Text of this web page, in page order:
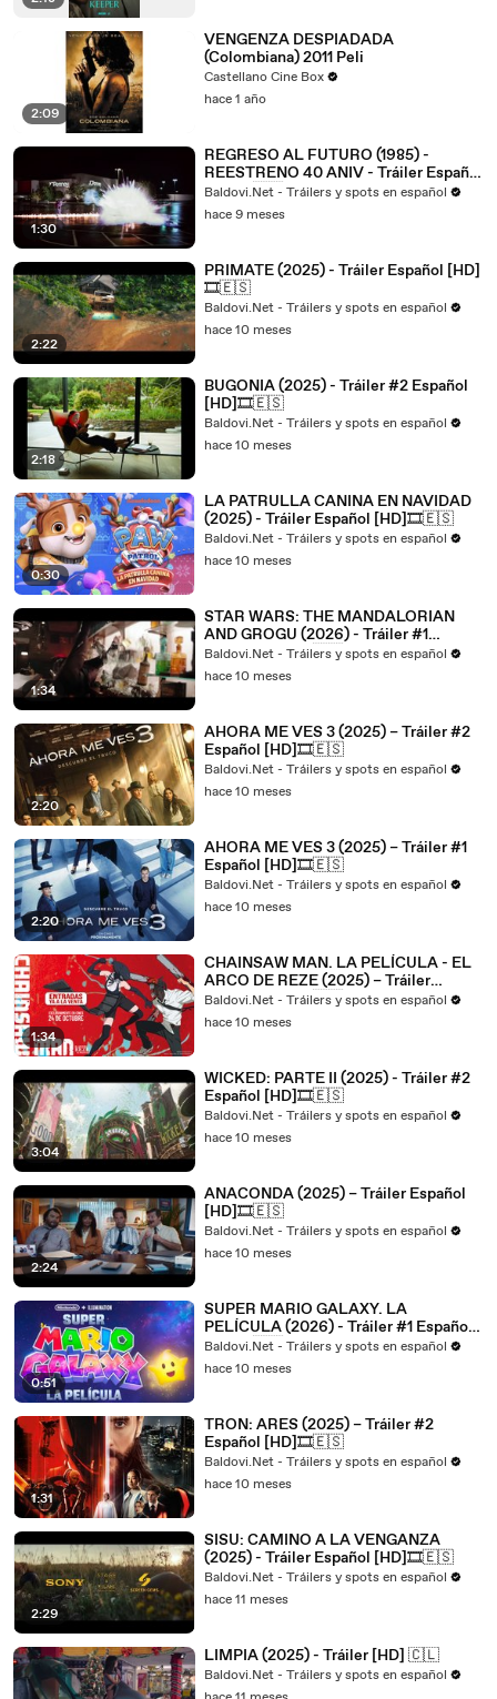
2:09
VENGENZA DESPIADADA
(Colombiana) 2011 Peli
Castellano Cine Box
hace 1 año
1:30
REGRESO AL FUTURO (1985) -
REESTRENO 40 ANIV - Tráiler Español
[HD]🎞️🇪🇸
Baldovi.Net - Tráilers y spots en español
hace 9 meses
2:22
PRIMATE (2025) - Tráiler Español [HD]
🎞️🇪🇸
Baldovi.Net - Tráilers y spots en español
hace 10 meses
2:18
BUGONIA (2025) - Tráiler #2 Español
[HD]🎞️🇪🇸
Baldovi.Net - Tráilers y spots en español
hace 10 meses
0:30
LA PATRULLA CANINA EN NAVIDAD
(2025) - Tráiler Español [HD]🎞️🇪🇸
Baldovi.Net - Tráilers y spots en español
hace 10 meses
1:34
STAR WARS: THE MANDALORIAN
AND GROGU (2026) - Tráiler #1
Español [HD]🎞️🇪🇸
Baldovi.Net - Tráilers y spots en español
hace 10 meses
2:20
AHORA ME VES 3 (2025) – Tráiler #2
Español [HD]🎞️🇪🇸
Baldovi.Net - Tráilers y spots en español
hace 10 meses
2:20
AHORA ME VES 3 (2025) – Tráiler #1
Español [HD]🎞️🇪🇸
Baldovi.Net - Tráilers y spots en español
hace 10 meses
1:34
CHAINSAW MAN. LA PELÍCULA - EL
ARCO DE REZE (2025) – Tráiler
Español [HD]🎞️🇪🇸
Baldovi.Net - Tráilers y spots en español
hace 10 meses
3:04
WICKED: PARTE II (2025) - Tráiler #2
Español [HD]🎞️🇪🇸
Baldovi.Net - Tráilers y spots en español
hace 10 meses
2:24
ANACONDA (2025) – Tráiler Español
[HD]🎞️🇪🇸
Baldovi.Net - Tráilers y spots en español
hace 10 meses
0:51
SUPER MARIO GALAXY. LA
PELÍCULA (2026) - Tráiler #1 Español
[HD]🎞️🇪🇸
Baldovi.Net - Tráilers y spots en español
hace 10 meses
1:31
TRON: ARES (2025) – Tráiler #2
Español [HD]🎞️🇪🇸
Baldovi.Net - Tráilers y spots en español
hace 10 meses
2:29
SISU: CAMINO A LA VENGANZA
(2025) - Tráiler Español [HD]🎞️🇪🇸
Baldovi.Net - Tráilers y spots en español
hace 11 meses
LIMPIA (2025) - Tráiler [HD] 🇨🇱
Baldovi.Net - Tráilers y spots en español